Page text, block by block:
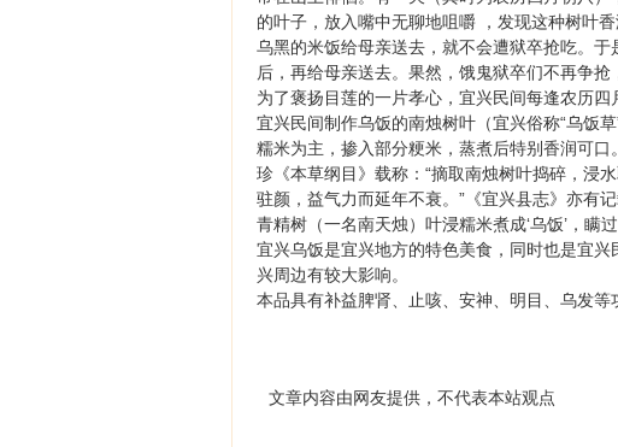
的叶子，放入嘴中无聊地咀嚼 ，发现这种树叶
乌黑的米饭给母亲送去，就不会遭狱卒抢吃。
后，再给母亲送去。果然，饿鬼狱卒们不再争
为了褒扬目莲的一片孝心，宜兴民间每逢农历四
宜兴民间制作乌饭的南烛树叶（宜兴俗称“乌饭
糯米为主，掺入部分粳米，蒸煮后特别香润可
珍《本草纲目》载称：“摘取南烛树叶捣碎，浸
驻颜，益气力而延年不衰。”《宜兴县志》亦有
青精树（一名南天烛）叶浸糯米煮成‘乌饭’，瞒
宜兴乌饭是宜兴地方的特色美食，同时也是宜
兴周边有较大影响。
本品具有补益脾肾、止咳、安神、明目、乌发等
文章内容由网友提供，不代表本站观点